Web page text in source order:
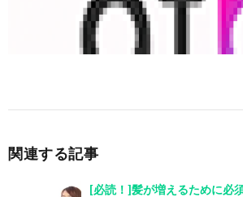
関連する記事
[必読！]髪が増えるために必